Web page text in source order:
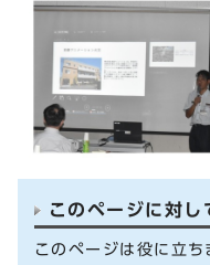
このページに対し
このページは役に立ち